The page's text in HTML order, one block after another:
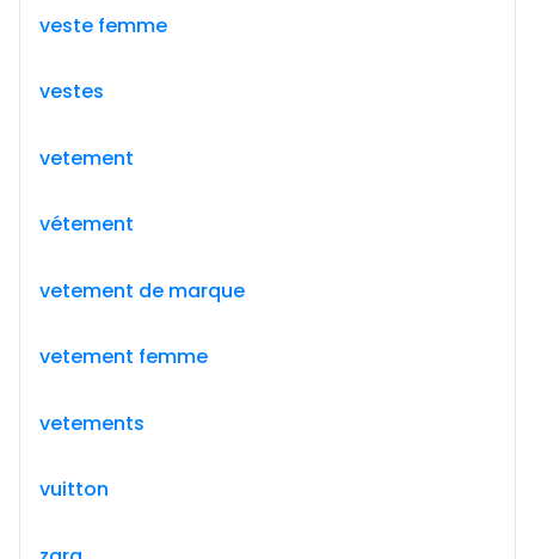
veste femme
vestes
vetement
vétement
vetement de marque
vetement femme
vetements
vuitton